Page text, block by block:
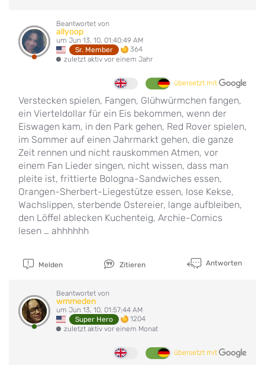
Beantwortet von
allyoop
um Jun 13, 10, 01:40:49 AM
Sr. Member
364
zuletzt aktiv vor einem Jahr
übersetzt mit
Verstecken spielen, Fangen, Glühwürmchen fangen,
ein Vierteldollar für ein Eis bekommen, wenn der
Eiswagen kam, in den Park gehen, Red Rover spielen,
im Sommer auf einen Jahrmarkt gehen, die ganze
Zeit rennen und nicht rauskommen Atmen, vor
einem Fan Lieder singen, nicht wissen, dass man
pleite ist, frittierte Bologna-Sandwiches essen,
Orangen-Sherbert-Liegestütze essen, lose Kekse,
Wachslippen, sterbende Ostereier, lange aufbleiben,
den Löffel ablecken Kuchenteig, Archie-Comics
lesen … ahhhhhh
Melden Zitieren Antworten
Beantwortet von
wmmeden
um Jun 13, 10, 01:57:44 AM
Super Hero
1204
zuletzt aktiv vor einem Monat
übersetzt mit